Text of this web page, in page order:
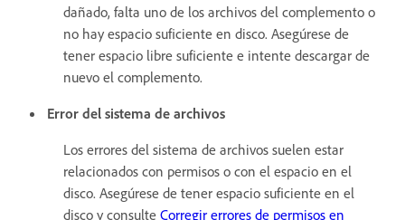
dañado, falta uno de los archivos del complemento o
no hay espacio suficiente en disco. Asegúrese de
tener espacio libre suficiente e intente descargar de
nuevo el complemento.
Error del sistema de archivos
Los errores del sistema de archivos suelen estar
relacionados con permisos o con el espacio en el
disco. Asegúrese de tener espacio suficiente en el
disco y consulte Corregir errores de permisos en